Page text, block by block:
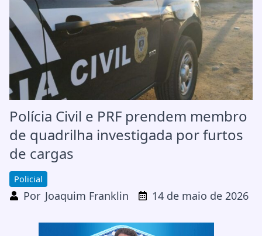
Polícia Civil e PRF prendem membro
de quadrilha investigada por furtos
de cargas
Policial
Por Joaquim Franklin 14 de maio de 2026